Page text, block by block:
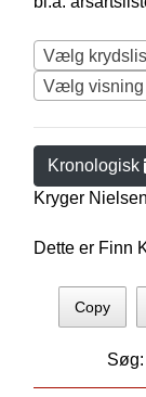
Vælg
Vælg visning
Kronologisk
Kryger Nielsen
Dette er Finn
Copy
Søg: